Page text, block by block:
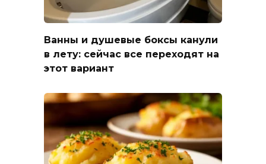
Ванны и душевые боксы канули
в лету: сейчас все переходят на
этот вариант